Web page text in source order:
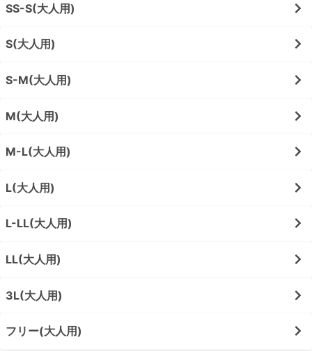
SS-S(大人用)
S(大人用)
S-M(大人用)
M(大人用)
M-L(大人用)
L(大人用)
L-LL(大人用)
LL(大人用)
3L(大人用)
フリー(大人用)